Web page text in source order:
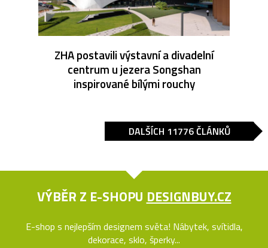
ZHA postavili výstavní a divadelní
centrum u jezera Songshan
inspirované bílými rouchy
DALŠÍCH 11776 ČLÁNKŮ
VÝBĚR Z E-SHOPU DESIGNBUY.CZ
E-shop s nejlepším designem světa! Nábytek, svítidla,
dekorace, sklo, šperky...